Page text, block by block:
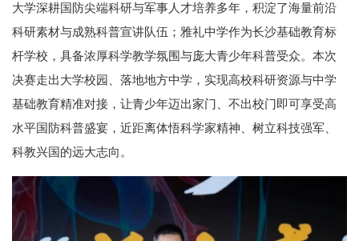
大学深耕国防尖端科研与军事人才培养多年，积淀了海量前沿
科研素材与成熟科普宣讲队伍；雅礼中学作为长沙基础教育标
杆学校，具备浓厚科学教学氛围与庞大青少年科普受众。本次
决赛走出大学校园、落地地方中学，实现高校科研资源与中学
基础教育精准对接，让青少年迈出家门、不出校门即可享受高
水平国防科普盛宴，近距离体悟科学家精神、树立科技强军、
科教兴国的远大志向。